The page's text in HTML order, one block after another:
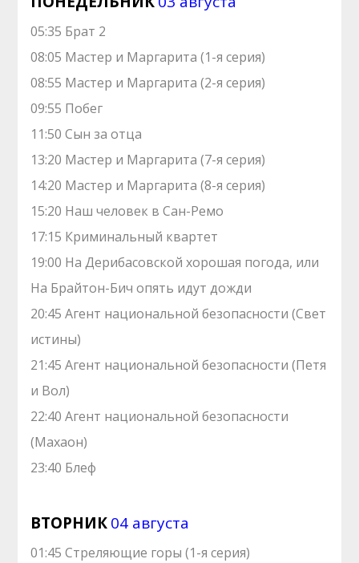
05:35 Брат 2
08:05 Мастер и Маргарита (1-я серия)
08:55 Мастер и Маргарита (2-я серия)
09:55 Побег
11:50 Сын за отца
13:20 Мастер и Маргарита (7-я серия)
14:20 Мастер и Маргарита (8-я серия)
15:20 Наш человек в Сан-Ремо
17:15 Криминальный квартет
19:00 На Дерибасовской хорошая погода, или
На Брайтон-Бич опять идут дожди
20:45 Агент национальной безопасности (Свет
истины)
21:45 Агент национальной безопасности (Петя
и Вол)
22:40 Агент национальной безопасности
(Махаон)
23:40 Блеф
ВТОРНИК04 августа
01:45 Стреляющие горы (1-я серия)